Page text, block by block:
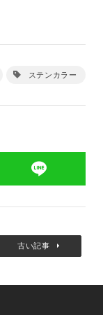
ステンカラー
古い記事